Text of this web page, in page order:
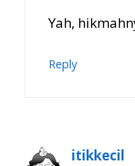
Yah,
Reply
itikkecil